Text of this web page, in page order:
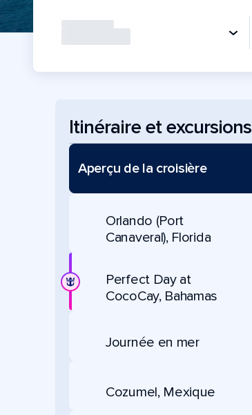
Itinéraire et excursions
Aperçu de la croisière
Orlando (Port
Canaveral), Florida
Perfect Day at
CocoCay, Bahamas
Journée en mer
Cozumel, Mexique